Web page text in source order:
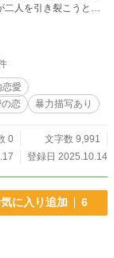
いく二人。 命を懸け
できるのか。
恋愛
恋 暴力描写あり
0
文字数 9,991
登録日 2025.10.14
に入り追加 6